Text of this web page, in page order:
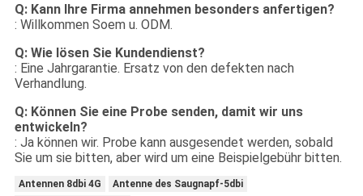
Q: Kann Ihre Firma annehmen besonders anfertigen?
: Willkommen Soem u. ODM.
Q: Wie lösen Sie Kundendienst?
: Eine Jahrgarantie. Ersatz von den defekten nach
Verhandlung.
Q: Können Sie eine Probe senden, damit wir uns
entwickeln?
: Ja können wir. Probe kann ausgesendet werden, sobald
Sie um sie bitten, aber wird um eine Beispielgebühr bitten.
Antennen 8dbi 4G
Antenne des Saugnapf-5dbi